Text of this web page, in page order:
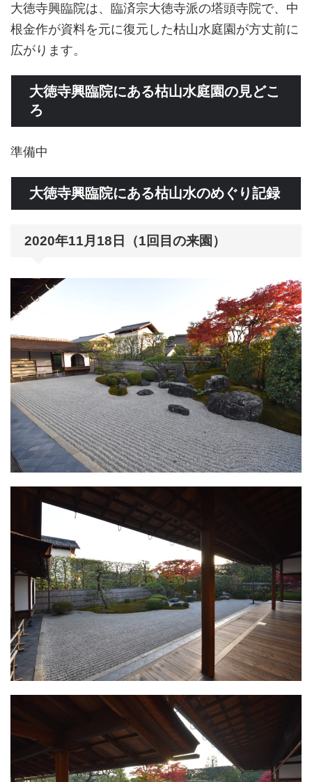
大徳寺興臨院は、臨済宗大徳寺派の塔頭寺院で、中
根金作が資料を元に復元した枯山水庭園が方丈前に
広がります。
大徳寺興臨院にある枯山水庭園の見どこ
ろ
準備中
大徳寺興臨院にある枯山水のめぐり記録
2020年11月18日（1回目の来園）